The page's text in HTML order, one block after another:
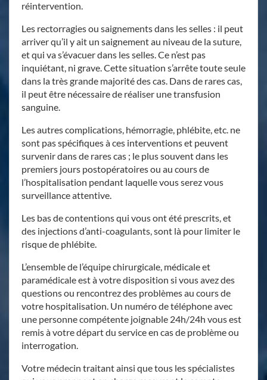
réintervention.
Les rectorragies ou saignements dans les selles : il peut
arriver qu’il y ait un saignement au niveau de la suture,
et qui va s’évacuer dans les selles. Ce n’est pas
inquiétant, ni grave. Cette situation s’arrête toute seule
dans la très grande majorité des cas. Dans de rares cas,
il peut être nécessaire de réaliser une transfusion
sanguine.
Les autres complications, hémorragie, phlébite, etc. ne
sont pas spécifiques à ces interventions et peuvent
survenir dans de rares cas ; le plus souvent dans les
premiers jours postopératoires ou au cours de
l’hospitalisation pendant laquelle vous serez vous
surveillance attentive.
Les bas de contentions qui vous ont été prescrits, et
des injections d’anti-coagulants, sont là pour limiter le
risque de phlébite.
L’ensemble de l’équipe chirurgicale, médicale et
paramédicale est à votre disposition si vous avez des
questions ou rencontrez des problèmes au cours de
votre hospitalisation. Un numéro de téléphone avec
une personne compétente joignable 24h/24h vous est
remis à votre départ du service en cas de problème ou
interrogation.
Votre médecin traitant ainsi que tous les spécialistes